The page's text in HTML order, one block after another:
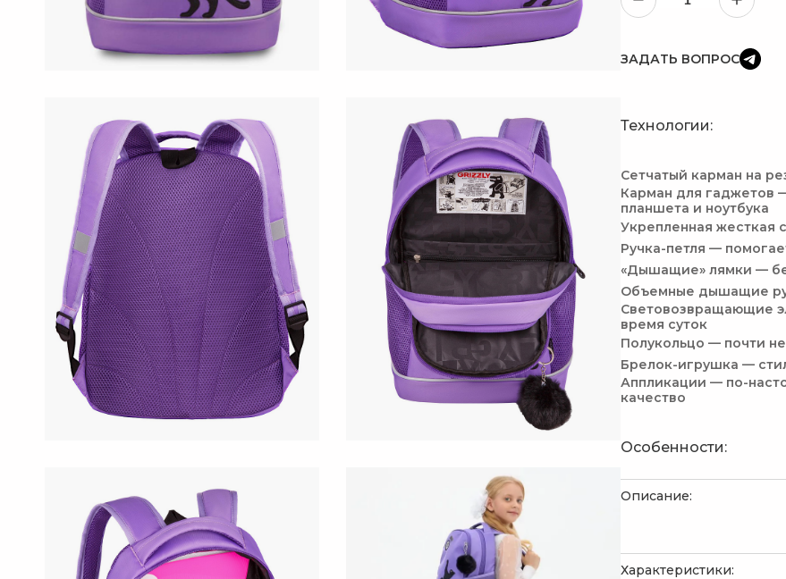
ЗАДАТЬ ВОПРОС
Технологии:
Сетчатый карман на
Карман для гаджетов
планшета и ноутбука
Укрепленная жесткая
Ручка-петля —
«Дышащие» лямки —
Объемные дышащие
Световозвращающие
время суток
Полукольцо — почти
Брелок-игрушка —
Аппликации — по-
качество
Особенности:
Описание:
Характеристики: